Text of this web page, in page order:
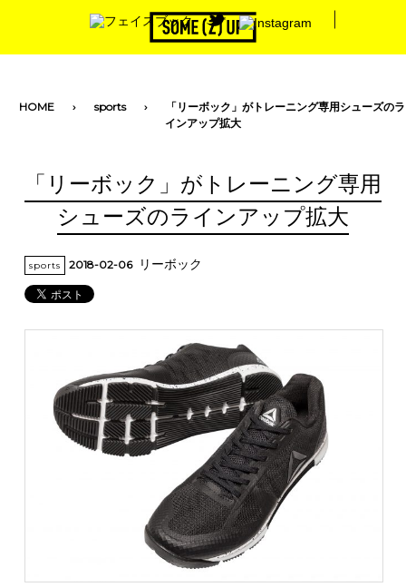
toggle navigation
HOME sports
「リーボック」がトレーニング専用シューズのラ
インアップ拡大
「リーボック」がトレーニング専用
シューズのラインアップ拡大
sports 2018-02-06 リーボック